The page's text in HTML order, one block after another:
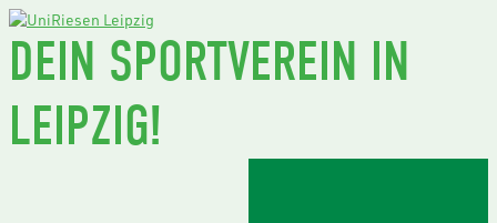
DEIN SPORTVEREIN IN
LEIPZIG!